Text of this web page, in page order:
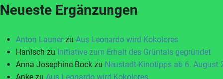
Neueste Ergänzungen
Anton Launer zu Aus Leonardo wird Kokolores
Hanisch zu Initiative zum Erhalt des Grüntals gegründet
Anna Josephine Bock zu Neustadt-Kinotipps ab 6. August
Anke zu Aus Leonardo wird Kokolores